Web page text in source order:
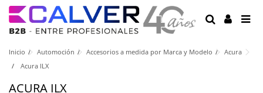
Inicio Automoción Accesorios a medida por Marca y Modelo
Acura
Acura ILX
ACURA ILX